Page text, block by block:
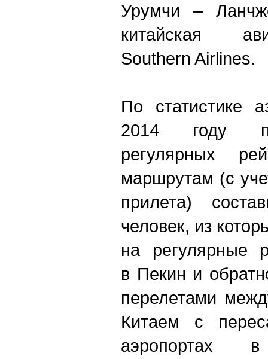
Урумчи –
китайская
Southern Airlines.
По статистике
2014 году
регулярных
маршрутам (с
прилета)
человек, из
на регулярные
в Пекин и
перелетами
Китаем с
аэропортах